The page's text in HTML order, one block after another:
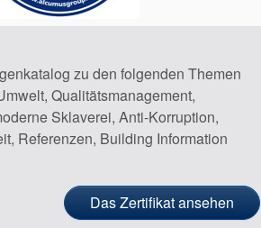
Sie uns
zu den folgenden Themen
Qualitätsmanagement,
Sklaverei, Anti-Korruption,
Referenzen, Building Information
Das Zertifikat ansehen